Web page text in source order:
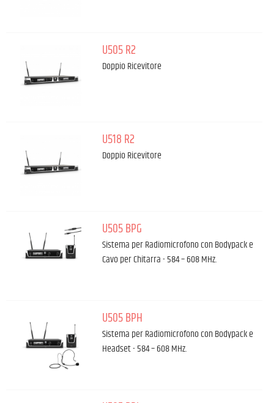
U505 R2
Doppio Ricevitore
U518 R2
Doppio Ricevitore
U505 BPG
Sistema per Radiomicrofono con Bodypack e
Cavo per Chitarra - 584 – 608 MHz.
U505 BPH
Sistema per Radiomicrofono con Bodypack e
Headset - 584 – 608 MHz.